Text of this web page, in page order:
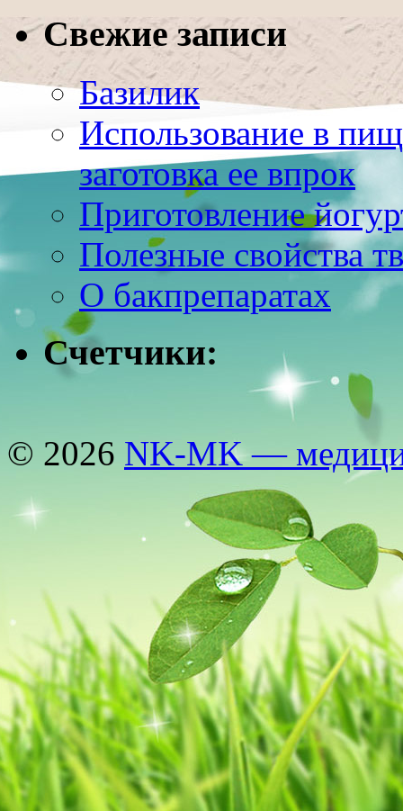
Свежие записи
Базилик
Использование в
заготовка ее впрок
Приготовление
Полезные свойства
О бакпрепаратах
Счетчики:
© 2026 NK-MK —